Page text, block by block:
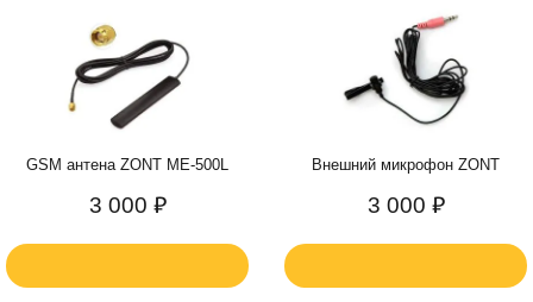
GSM антена ZONT ME-500L
3 000 ₽
Внешний микрофон ZONT
3 000 ₽